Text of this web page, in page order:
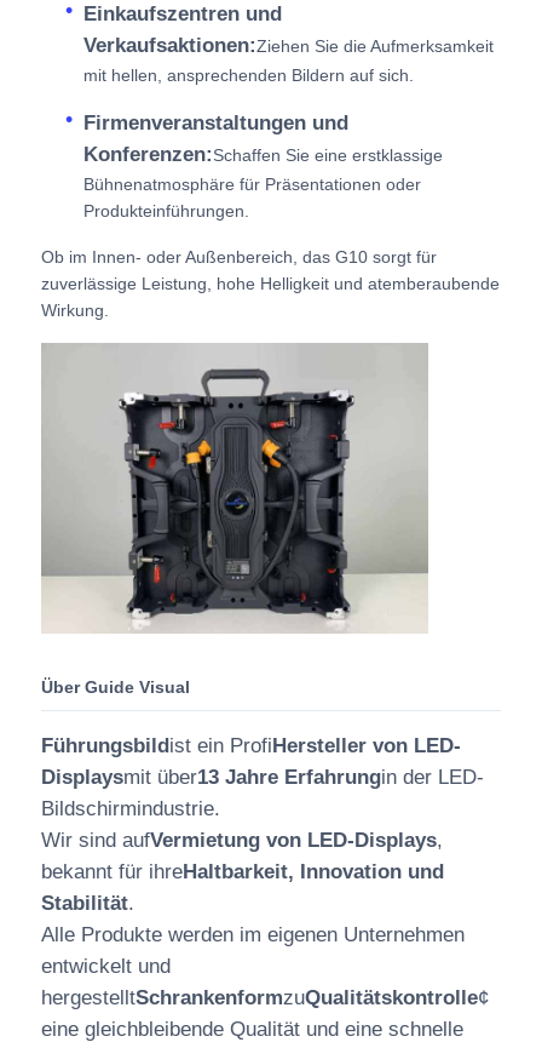
Einkaufszentren und
Verkaufsaktionen:Ziehen Sie die Aufmerksamkeit
mit hellen, ansprechenden Bildern auf sich.
Firmenveranstaltungen und
Konferenzen:Schaffen Sie eine erstklassige
Bühnenatmosphäre für Präsentationen oder
Produkteinführungen.
Ob im Innen- oder Außenbereich, das G10 sorgt für
zuverlässige Leistung, hohe Helligkeit und atemberaubende
Wirkung.
Über Guide Visual
Führungsbildist ein ProfiHersteller von LED-
Displaysmit über13 Jahre Erfahrungin der LED-
Bildschirmindustrie.
Wir sind aufVermietung von LED-Displays,
bekannt für ihreHaltbarkeit, Innovation und
Stabilität.
Alle Produkte werden im eigenen Unternehmen
entwickelt und
hergestelltSchrankenformzuQualitätskontrolle¢
eine gleichbleibende Qualität und eine schnelle